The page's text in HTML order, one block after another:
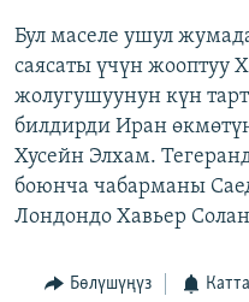
ДАНИСТЕ
АЗАТТЫК+
ЫҢГАЙСЫЗ СУРООЛОР
ОНЛАЙН ШЕРИНЕ
Бул маселе ушул
саясаты үчүн жооптуу
жолугушуунун күн
билдирди Иран
Хусейн Элхам.
боюнча чабарманы
Лондондо Хавьер
Бөлүшүңүз